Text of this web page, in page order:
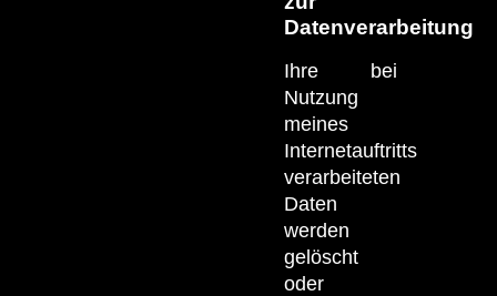
Datenverarbeitung
Ihre bei
Nutzung
meines
Internetauftritts
verarbeiteten
Daten
werden
gelöscht
oder